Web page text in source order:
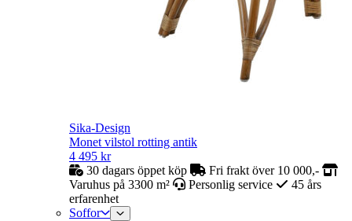
Sika-Design
Monet vilstol rotting antik
4 495 kr
30 dagars öppet köp
Fri frakt över 10 000,-
Varuhus på 3300 m²
Personlig service
45 års
erfarenhet
Soffor